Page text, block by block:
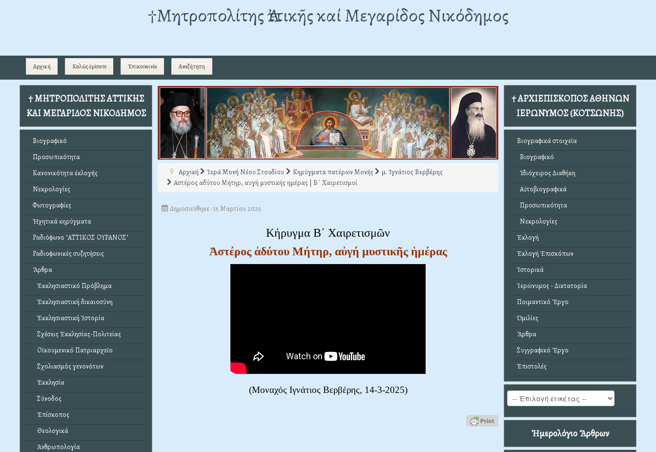
†Mητροπολίτης Ἀττικῆς καί Μεγαρίδος Νικόδημος
Αρχική Καλῶς ὁρίσατε Ἐπικοινωνία Αναζήτηση
† ΜΗΤΡΟΠΟΛΙΤΗΣ ΑΤΤΙΚΗΣ
ΚΑΙ ΜΕΓΑΡΙΔΟΣ ΝΙΚΟΔΗΜΟΣ
Βιογραφικό
Προσωπικότητα
Κανονικότητα ἐκλογῆς
Νεκρολογίες
Φωτογραφίες
Ἠχητικά κηρύγματα
Ραδιόφωνο "ΑΤΤΙΚΟΣ ΟΥΡΑΝΟΣ"
Ραδιοφωνικές συζητήσεις
Ἄρθρα
Ἐκκλησιαστικό Πρόβλημα
Ἐκκλησιαστική δικαιοσύνη
Ἐκκλησιαστική Ἱστορία
Σχέσεις Ἐκκλησίας-Πολιτείας
Οἰκουμενικό Πατριαρχεῖο
Σχολιασμός γενονότων
Ἐκκλησία
Σύνοδος
Ἐπίσκοπος
Θεολογικά
Ἀνθρωπολογία
Αρχική Ἱερά Μονή Νέου Στουδίου Κηρύγματα πατέρων Μονῆς
μ. Ἰγνάτιος Βερβέρης
Αστέρος αδύτου Μήτηρ, αυγή μυστικής ημέρας | Β΄ Χαιρετισμοί
Δημοσιεύθηκε : 15 Μαρτίου 2025
Κήρυγμα Β΄ Χαιρετισμῶν
Ἀστέρος ἀδύτου Μήτηρ, αὐγή μυστικῆς ἡμέρας
(Μοναχός Ιγνάτιος Βερβέρης, 14-3-2025)
† ΑΡΧΙΕΠΙΣΚΟΠΟΣ ΑΘΗΝΩΝ
ΙΕΡΩΝΥΜΟΣ (ΚΟΤΣΩΝΗΣ)
Βιογραφικά στοιχεῖα
Βιογραφικό
Ἰδιόχειρος Διαθήκη
Αὐτοβιογραφικά
Προσωπικότητα
Νεκρολογίες
Ἐκλογή
Ἐκλογή Ἐπισκόπων
Ἱστορικά
Ἱερώνυμος - Δικτατορία
Ποιμαντικό Ἔργο
Ὁμιλίες
Ἄρθρα
Συγγραφικό Ἔργο
Ἐπιστολές
Ἡμερολόγιο Ἄρθρων